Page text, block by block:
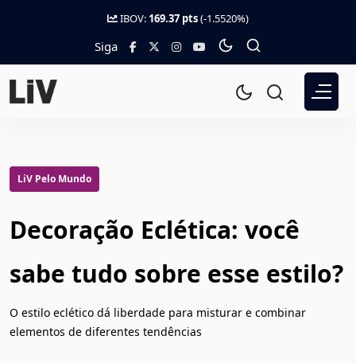
IBOV: 169.37 pts(-1.5520%)
Siga
LiV Pelo Mundo
Decoração Eclética: você
sabe tudo sobre esse estilo?
O estilo eclético dá liberdade para misturar e combinar
elementos de diferentes tendências